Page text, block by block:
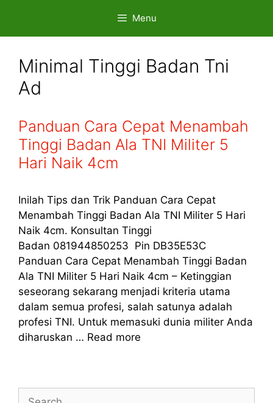
content
Menu
Minimal Tinggi Badan Tni
Ad
Panduan Cara Cepat Menambah
Tinggi Badan Ala TNI Militer 5
Hari Naik 4cm
Inilah Tips dan Trik Panduan Cara Cepat
Menambah Tinggi Badan Ala TNI Militer 5 Hari
Naik 4cm. Konsultan Tinggi
Badan 081944850253 Pin DB35E53C
Panduan Cara Cepat Menambah Tinggi Badan
Ala TNI Militer 5 Hari Naik 4cm – Ketinggian
seseorang sekarang menjadi kriteria utama
dalam semua profesi, salah satunya adalah
profesi TNI. Untuk memasuki dunia militer Anda
diharuskan … Read more
Search